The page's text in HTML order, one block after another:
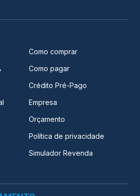
Como comprar
Como pagar
Crédito Pré-Pago
Empresa
Orçamento
Política de privacidade
Simulador Revenda